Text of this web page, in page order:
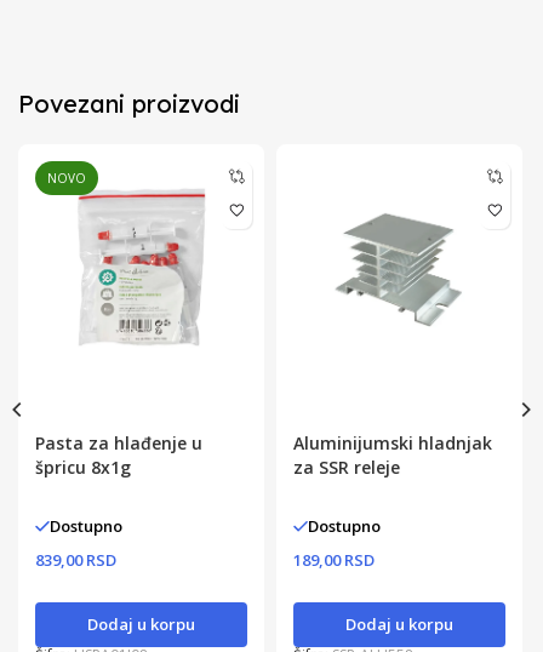
Povezani proizvodi
NOVO
Pasta za hlađenje u
špricu 8x1g
Dostupno
839,00 RSD
Dodaj u korpu
Aluminijumski hladnjak
za SSR releje
Dostupno
189,00 RSD
Dodaj u korpu